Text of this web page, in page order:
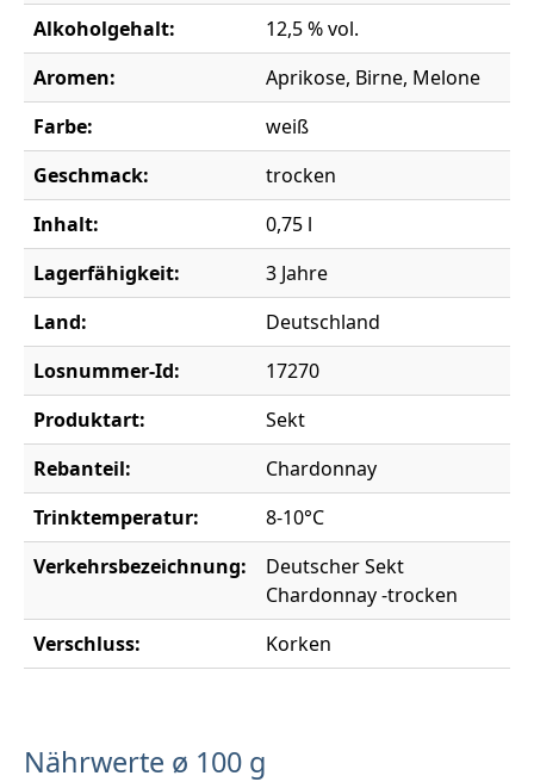
Alkoholgehalt:
12,5 % vol.
Aromen:
Aprikose, Birne, Melone
Farbe:
weiß
Geschmack:
trocken
Inhalt:
0,75 l
Lagerfähigkeit:
3 Jahre
Land:
Deutschland
Losnummer-Id:
17270
Produktart:
Sekt
Rebanteil:
Chardonnay
Trinktemperatur:
8-10°C
Verkehrsbezeichnung:
Deutscher Sekt
Chardonnay -trocken
Verschluss:
Korken
Nährwerte ø 100 g